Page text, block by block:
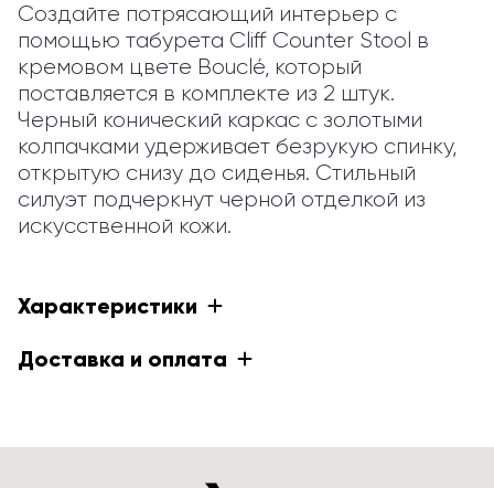
Создайте потрясающий интерьер с
помощью табурета Cliff Counter Stool в
кремовом цвете Bouclé, который
поставляется в комплекте из 2 штук.
Черный конический каркас с золотыми
колпачками удерживает безрукую спинку,
открытую снизу до сиденья. Стильный
силуэт подчеркнут черной отделкой из
искусственной кожи.
Характеристики
Доставка и оплата